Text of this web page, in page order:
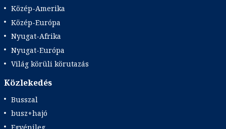
Közép-Amerika
Közép-Európa
Nyugat-Afrika
Nyugat-Európa
Világ körüli körutazás
Közlekedés
Busszal
busz+hajó
Egyénileg